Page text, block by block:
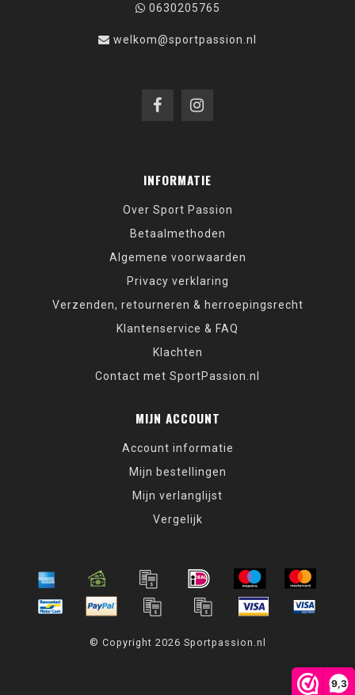
9,3
0630205765
welkom@sportpassion.nl
INFORMATIE
Over Sport Passion
Betaalmethoden
Algemene voorwaarden
Privacy verklaring
Verzenden, retourneren & herroepingsrecht
Klantenservice & FAQ
Klachten
Contact met SportPassion.nl
MIJN ACCOUNT
Account informatie
Mijn bestellingen
Mijn verlanglijst
Vergelijk
© Copyright 2026 Sportpassion.nl